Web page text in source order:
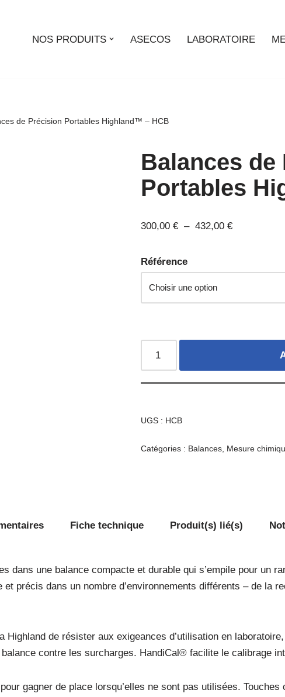
NOS PRODUITS ASECOS LABORATOIRE
de Précision Portables Highland™ – HCB
Balances de
Portables
300,00€ – 432,00€
Référence
UGS : HCB
Catégories : Balances, Mesure
Fiche technique Produit(s) lié(s)
dans une balance compacte et durable qui s’empile pour un
précis dans un nombre d’environnements différents – de la
Highland de résister aux exigeances d’utilisation en
contre les surcharges. HandiCal® facilite le calibrage
gagner de place lorsqu’elles ne sont pas utilisées.